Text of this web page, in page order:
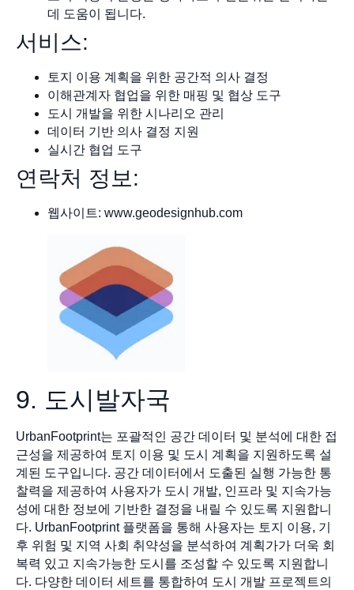
데 도움이 됩니다.
서비스:
토지 이용 계획을 위한 공간적 의사 결정
이해관계자 협업을 위한 매핑 및 협상 도구
도시 개발을 위한 시나리오 관리
데이터 기반 의사 결정 지원
실시간 협업 도구
연락처 정보:
웹사이트: www.geodesignhub.com
9. 도시발자국
UrbanFootprint는 포괄적인 공간 데이터 및 분석에 대한 접
근성을 제공하여 토지 이용 및 도시 계획을 지원하도록 설
계된 도구입니다. 공간 데이터에서 도출된 실행 가능한 통
찰력을 제공하여 사용자가 도시 개발, 인프라 및 지속가능
성에 대한 정보에 기반한 결정을 내릴 수 있도록 지원합니
다. UrbanFootprint 플랫폼을 통해 사용자는 토지 이용, 기
후 위험 및 지역 사회 취약성을 분석하여 계획가가 더욱 회
복력 있고 지속가능한 도시를 조성할 수 있도록 지원합니
다. 다양한 데이터 세트를 통합하여 도시 개발 프로젝트의